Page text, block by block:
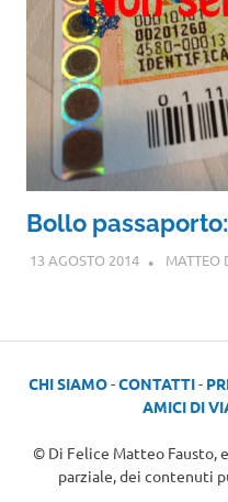
Bollo
13 AGOSTO 2014 MATTEO
CHI SIAMO-CONTATTI-
AMICI DI
© Di Felice Matteo Fausto,
parziale, dei contenuti